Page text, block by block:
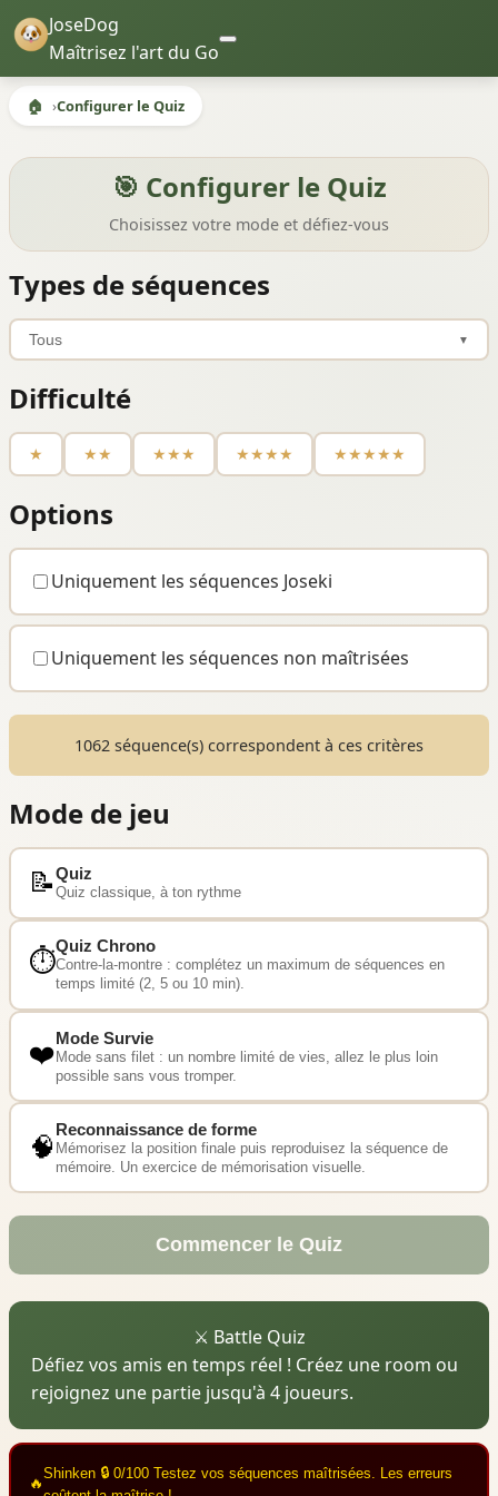
JoseDog
Maîtrisez l'art du Go
🏠 Configurer le Quiz
🎯 Configurer le Quiz
Choisissez votre mode et défiez-vous
Types de séquences
Tous ▼
Difficulté
★ ★★ ★★★ ★★★★ ★★★★★
Options
Uniquement les séquences Joseki
Uniquement les séquences non maîtrisées
1062 séquence(s) correspondent à ces critères
Mode de jeu
📝Quiz
Quiz classique, à ton rythme
⏱️
Quiz Chrono
Contre-la-montre : complétez un maximum de séquences en
temps limité (2, 5 ou 10 min).
❤️
Mode Survie
Mode sans filet : un nombre limité de vies, allez le plus loin
possible sans vous tromper.
🧠
Reconnaissance de forme
Mémorisez la position finale puis reproduisez la séquence de
mémoire. Un exercice de mémorisation visuelle.
Commencer le Quiz
⚔️ Battle Quiz
Défiez vos amis en temps réel ! Créez une room ou
rejoignez une partie jusqu'à 4 joueurs.
🔥
Shinken 🔒 0/100 Testez vos séquences maîtrisées. Les erreurs